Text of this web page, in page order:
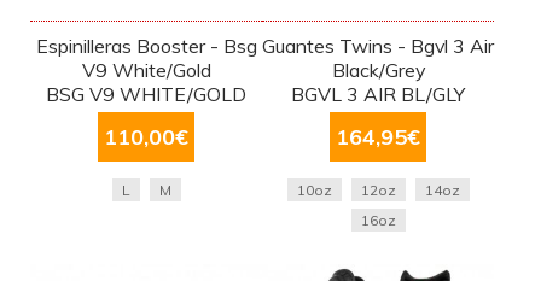
Espinilleras Booster - Bsg
V9 White/Gold
BSG V9 WHITE/GOLD
110,00€
L M
Guantes Twins - Bgvl 3 Air
Black/Grey
BGVL 3 AIR BL/GLY
164,95€
10oz 12oz
14oz
16oz